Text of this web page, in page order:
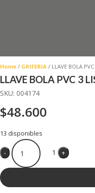
Home/ GRIFERIA / LLAVE BOLA PVC
LLAVE BOLA PVC 3
SKU: 004174
$48.600
13 disponibles
Quantity
- 1 +